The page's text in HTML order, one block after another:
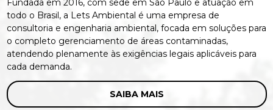
Fundada em 2016, com sede em São Paulo e atuação em
todo o Brasil, a Lets Ambiental é uma empresa de
consultoria e engenharia ambiental, focada em soluções para
o completo gerenciamento de áreas contaminadas,
atendendo plenamente às exigências legais aplicáveis para
cada demanda.
SAIBA MAIS